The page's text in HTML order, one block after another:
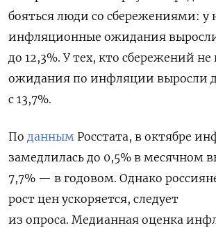
бояться люди со сбережениями: у
инфляционные ожидания выросли
до 12,3%. У тех, кто сбережений
ожидания по инфляции выросли
с 13,7%.
По данным Росстата, в октябре
замедлилась до 0,5% в месячном
7,7% — в годовом. Однако
рост цен ускоряется, следует
из опроса. Медианная оценка